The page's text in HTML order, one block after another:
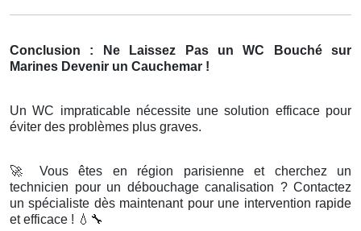
Conclusion : Ne Laissez Pas un WC Bouché sur
Marines Devenir un Cauchemar !
Un WC impraticable nécessite une solution efficace pour
éviter des problèmes plus graves.
🚀
Vous êtes en région parisienne et cherchez un
technicien pour un débouchage canalisation ? Contactez
un spécialiste dès maintenant pour une intervention rapide
et efficace ! 💧🔧